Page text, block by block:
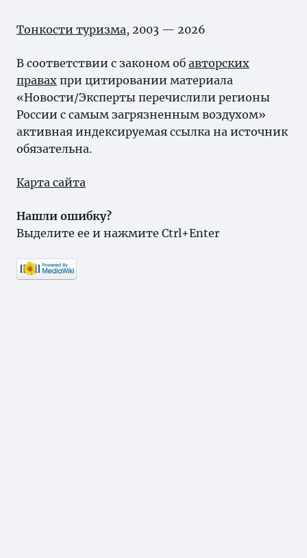
Тонкости туризма, 2003 — 2026
В соответствии с законом об авторских
правах при цитировании материала
«Новости/Эксперты перечислили регионы
России с самым загрязненным воздухом»
активная индексируемая ссылка на источник
обязательна.
Карта сайта
Нашли ошибку?
Выделите ее и нажмите Ctrl+Enter